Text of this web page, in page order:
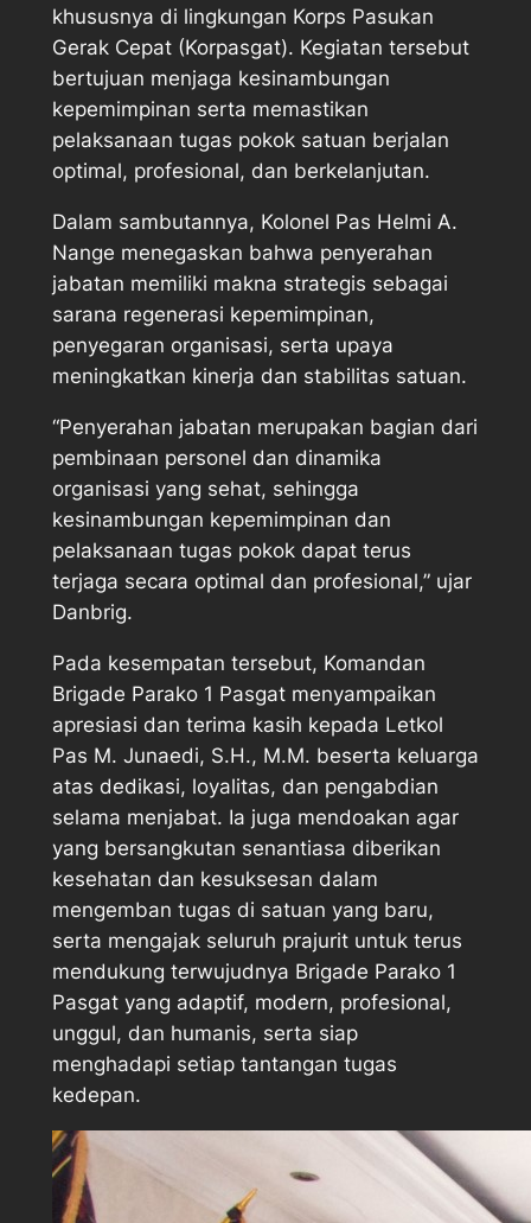
khususnya di lingkungan Korps Pasukan
Gerak Cepat (Korpasgat). Kegiatan tersebut
bertujuan menjaga kesinambungan
kepemimpinan serta memastikan
pelaksanaan tugas pokok satuan berjalan
optimal, profesional, dan berkelanjutan.
Dalam sambutannya, Kolonel Pas Helmi A.
Nange menegaskan bahwa penyerahan
jabatan memiliki makna strategis sebagai
sarana regenerasi kepemimpinan,
penyegaran organisasi, serta upaya
meningkatkan kinerja dan stabilitas satuan.
“Penyerahan jabatan merupakan bagian dari
pembinaan personel dan dinamika
organisasi yang sehat, sehingga
kesinambungan kepemimpinan dan
pelaksanaan tugas pokok dapat terus
terjaga secara optimal dan profesional,” ujar
Danbrig.
Pada kesempatan tersebut, Komandan
Brigade Parako 1 Pasgat menyampaikan
apresiasi dan terima kasih kepada Letkol
Pas M. Junaedi, S.H., M.M. beserta keluarga
atas dedikasi, loyalitas, dan pengabdian
selama menjabat. Ia juga mendoakan agar
yang bersangkutan senantiasa diberikan
kesehatan dan kesuksesan dalam
mengemban tugas di satuan yang baru,
serta mengajak seluruh prajurit untuk terus
mendukung terwujudnya Brigade Parako 1
Pasgat yang adaptif, modern, profesional,
unggul, dan humanis, serta siap
menghadapi setiap tantangan tugas
kedepan.